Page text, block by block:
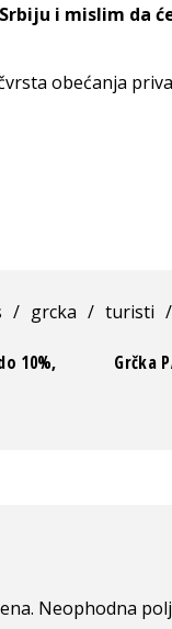
i mislim da
obećanja
/ grcka / turisti /
10%,
Grčka
Neophodna